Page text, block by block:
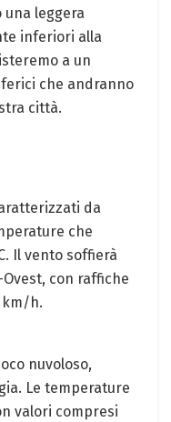
una leggera
inferiori alla
a un
che andranno
città.
da
che
Il vento soffierà
con raffiche
km/h.
nuvoloso,
Le temperature
valori compresi